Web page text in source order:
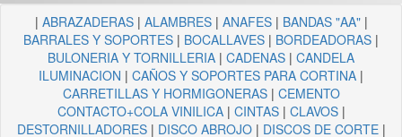
| ABRAZADERAS| ALAMBRES| ANAFES| BANDAS "AA"|
BARRALES Y SOPORTES | BOCALLAVES | BORDEADORAS |
BULONERIA Y TORNILLERIA | CADENAS | CANDELA
ILUMINACION | CAÑOS Y SOPORTES PARA CORTINA |
CARRETILLAS Y HORMIGONERAS| CEMENTO
CONTACTO+COLA VINILICA| CINTAS| CLAVOS|
DESTORNILLADORES| DISCO ABROJO| DISCOS DE CORTE|